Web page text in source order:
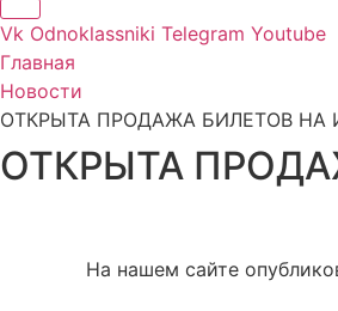
Vk Odnoklassniki Telegram Youtube
Главная
Новости
ОТКРЫТА ПРОДАЖА БИЛЕТОВ НА
ОТКРЫТА
На нашем сайте